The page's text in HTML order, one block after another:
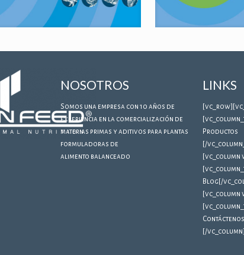
NOSOTROS
Somos una empresa con 10 años de
experiencia en la comercialización de
materias primas y aditivos para plantas
formuladoras de
alimento balanceado
LINKS
Productos
[/
[vc_column
Blog [/
[vc_column
Contáctenos
[/